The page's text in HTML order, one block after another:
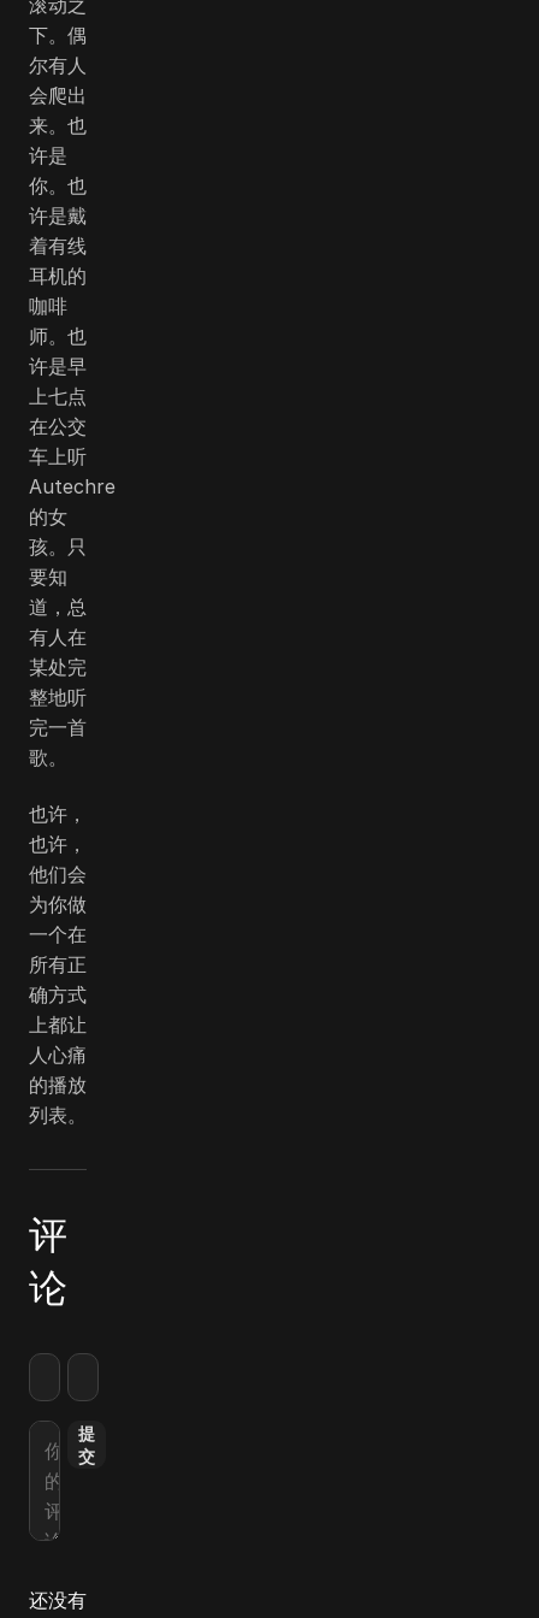
下。偶
尔有人
会爬出
来。也
许是
你。也
许是戴
着有线
耳机的
咖啡
师。也
许是早
上七点
在公交
车上听
Autechre
的女
孩。只
要知
道，总
有人在
某处完
整地听
完一首
歌。
也许，
也许，
他们会
为你做
一个在
所有正
确方式
上都让
人心痛
的播放
列表。
评
论
提
交
还没有